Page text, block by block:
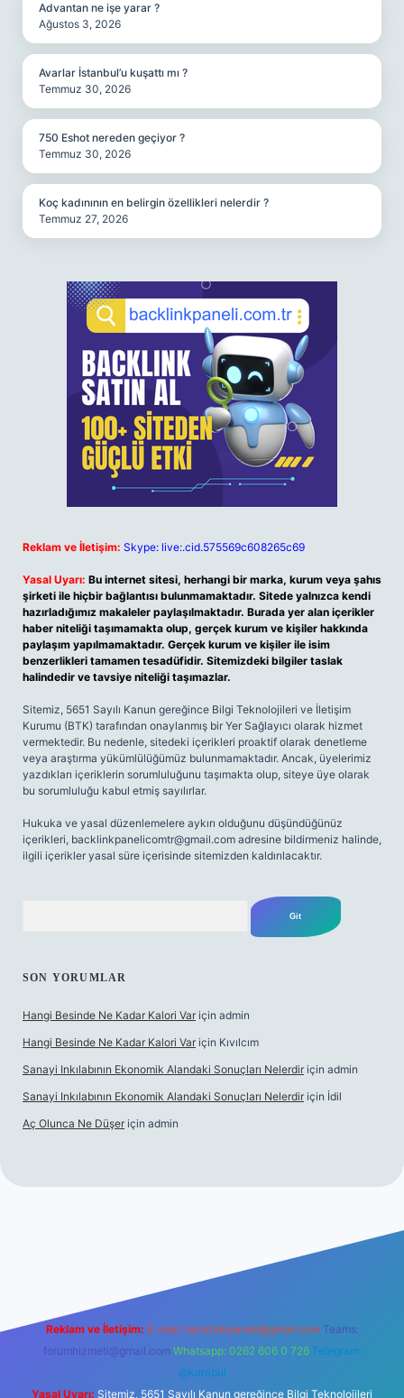
Advantan ne işe yarar ?
Ağustos 3, 2026
Avarlar İstanbul’u kuşattı mı ?
Temmuz 30, 2026
750 Eshot nereden geçiyor ?
Temmuz 30, 2026
Koç kadınının en belirgin özellikleri nelerdir ?
Temmuz 27, 2026
Reklam ve İletişim: Skype: live:.cid.575569c608265c69
Yasal Uyarı: Bu internet sitesi, herhangi bir marka, kurum veya şahıs
şirketi ile hiçbir bağlantısı bulunmamaktadır. Sitede yalnızca kendi
hazırladığımız makaleler paylaşılmaktadır. Burada yer alan içerikler
haber niteliği taşımamakta olup, gerçek kurum ve kişiler hakkında
paylaşım yapılmamaktadır. Gerçek kurum ve kişiler ile isim
benzerlikleri tamamen tesadüfidir. Sitemizdeki bilgiler taslak
halindedir ve tavsiye niteliği taşımazlar.
Sitemiz, 5651 Sayılı Kanun gereğince Bilgi Teknolojileri ve İletişim
Kurumu (BTK) tarafından onaylanmış bir Yer Sağlayıcı olarak hizmet
vermektedir. Bu nedenle, sitedeki içerikleri proaktif olarak denetleme
veya araştırma yükümlülüğümüz bulunmamaktadır. Ancak, üyelerimiz
yazdıkları içeriklerin sorumluluğunu taşımakta olup, siteye üye olarak
bu sorumluluğu kabul etmiş sayılırlar.
Hukuka ve yasal düzenlemelere aykırı olduğunu düşündüğünüz
içerikleri, backlinkpanelicomtr@gmail.com adresine bildirmeniz halinde,
ilgili içerikler yasal süre içerisinde sitemizden kaldırılacaktır.
SON YORUMLAR
Hangi Besinde Ne Kadar Kalori Var için admin
Hangi Besinde Ne Kadar Kalori Var için Kıvılcım
Sanayi Inkılabının Ekonomik Alandaki Sonuçları Nelerdir için admin
Sanayi Inkılabının Ekonomik Alandaki Sonuçları Nelerdir için İdil
Aç Olunca Ne Düşer için admin
Reklam ve İletişim: E-mail: backlinkpaneli@gmail.com Teams:
forumhizmeti@gmail.com Whatsapp: 0262 606 0 726 Telegram:
@karabul
Yasal Uyarı: Sitemiz, 5651 Sayılı Kanun gereğince Bilgi Teknolojileri